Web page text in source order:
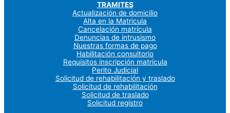
TRAMITES
Actualización de domicilio
Alta en la Matricula
Cancelación matrícula
Denuncias de intrusismo
Nuestras formas de pago
Habilitación consultorio
Requisitos inscripción matrícula
Perito Judicial
Solicitud de rehabilitación y traslado
Solicitud de rehabilitación
Solicitud de traslado
Solicitud registro